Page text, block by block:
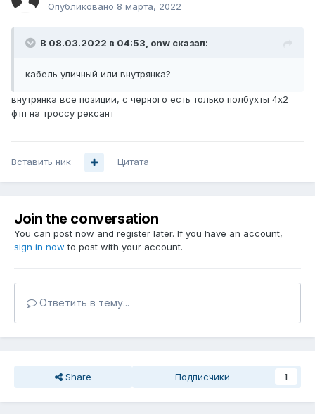
Опубликовано 8 марта, 2022
В 08.03.2022 в 04:53, onw сказал:
кабель уличный или внутрянка?
внутрянка все позиции, с черного есть только полбухты 4х2
фтп на троссу рексант
Вставить ник Цитата
Join the conversation
You can post now and register later. If you have an account,
sign in now to post with your account.
Ответить в тему...
Share Подписчики 1